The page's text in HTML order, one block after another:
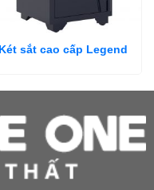
Két sắt cao cấp Legend